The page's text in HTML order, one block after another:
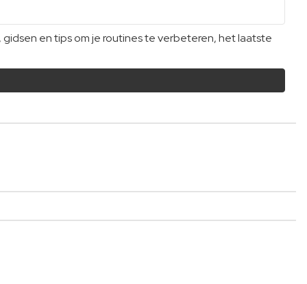
en tips om je routines te verbeteren, het laatste